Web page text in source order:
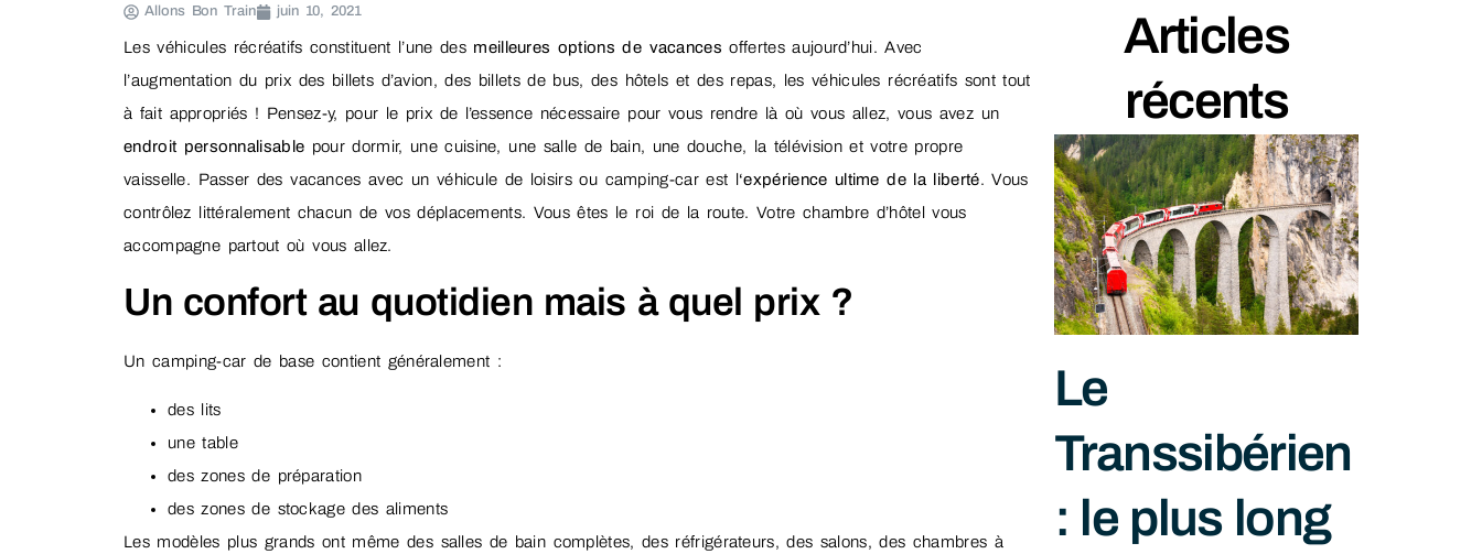
Allons Bon Train juin 10, 2021
Les véhicules récréatifs constituent l’une des meilleures options de vacancesoffertes aujourd’hui. Avec
l’augmentation du prix des billets d’avion, des billets de bus, des hôtels et des repas, les véhicules récréatifs sont tout
à fait appropriés ! Pensez-y, pour le prix de l’essence nécessaire pour vous rendre là où vous allez, vous avez un
endroit personnalisable pour dormir, une cuisine, une salle de bain, une douche, la télévision et votre propre
vaisselle. Passer des vacances avec un véhicule de loisirs ou camping-car est l‘expérience ultime de la liberté. Vous
contrôlez littéralement chacun de vos déplacements. Vous êtes le roi de la route. Votre chambre d’hôtel vous
accompagne partout où vous allez.
Un confort au quotidien mais à quel prix ?
Un camping-car de base contient généralement :
des lits
une table
des zones de préparation
des zones de stockage des aliments
Les modèles plus grands ont même des salles de bain complètes, des réfrigérateurs, des salons, des chambres à
Articles
récents
Le
Transsibérien
: le plus long